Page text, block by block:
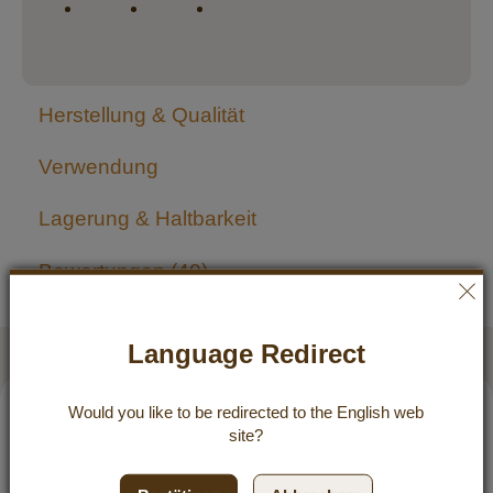
Herstellung & Qualität
Verwendung
Lagerung & Haltbarkeit
Bewertungen 40
Qualität, die überzeugt
5 / 5
Ich bin total dankbar, daß ich Dr. Goerg's Kokosprodukte
Language Redirect
Would you like to be redirected to the English web
site?